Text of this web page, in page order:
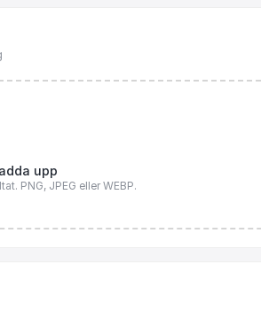
upp
PNG, JPEG eller WEBP.